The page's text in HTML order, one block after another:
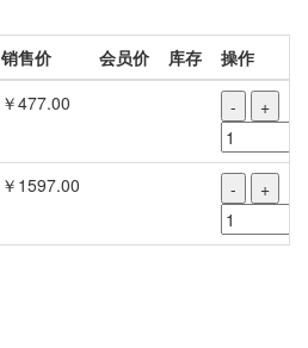
销售价 会员价 库存
操作
￥477.00 - +
￥1597.00 - +